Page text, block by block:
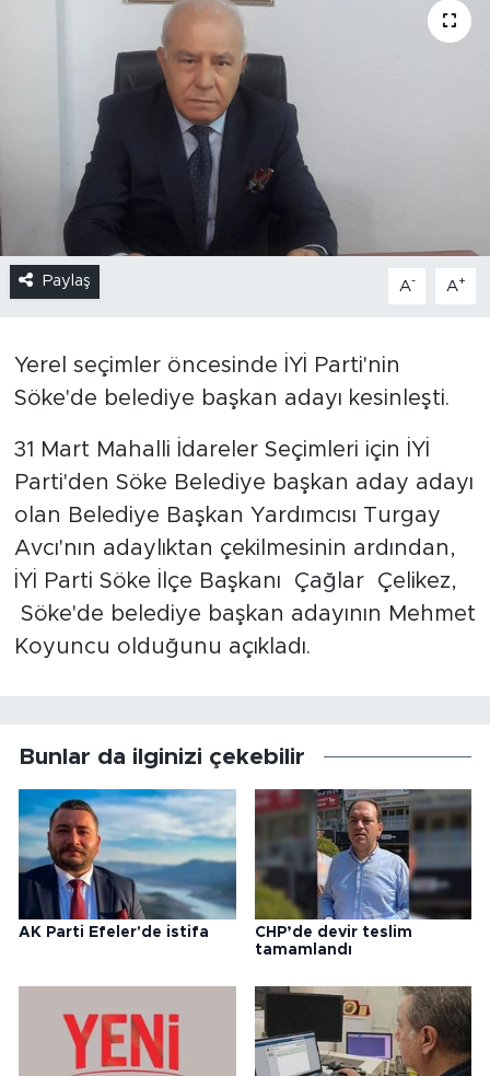
Paylaş A- A+
Yerel seçimler öncesinde İYİ Parti'nin
Söke'de belediye başkan adayı kesinleşti.
31 Mart Mahalli İdareler Seçimleri için İYİ
Parti'den Söke Belediye başkan aday adayı
olan Belediye Başkan Yardımcısı Turgay
Avcı'nın adaylıktan çekilmesinin ardından,
İYİ Parti Söke İlçe Başkanı Çağlar Çelikez,
Söke'de belediye başkan adayının Mehmet
Koyuncu olduğunu açıkladı.
Bunlar da ilginizi çekebilir
AK Parti Efeler'de istifa
CHP’de devir teslim
tamamlandı